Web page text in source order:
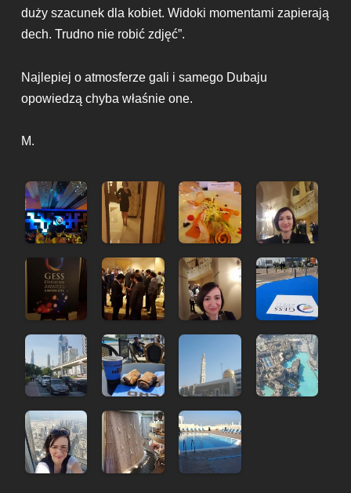
duży szacunek dla kobiet. Widoki momentami zapierają
dech. Trudno nie robić zdjęć”.
Najlepiej o atmosferze gali i samego Dubaju
opowiedzą chyba właśnie one.
M.